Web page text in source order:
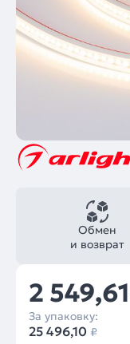
Обмен
и возврат
2 549,61
За упаковку:
25 496,10 ₽